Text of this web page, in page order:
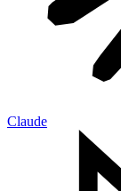
Claude